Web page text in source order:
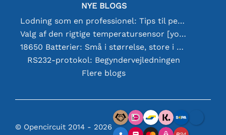
NYE BLOGS
Lodning som en professionel: Tips til perfekte elektroniske forbindelser
Valg af den rigtige temperatursensor [youtube]
18650 Batterier: Små i størrelse, store i ydeevne
RS232-protokol: Begyndervejledningen
Flere blogs
© Opencircuit 2014 - 2026